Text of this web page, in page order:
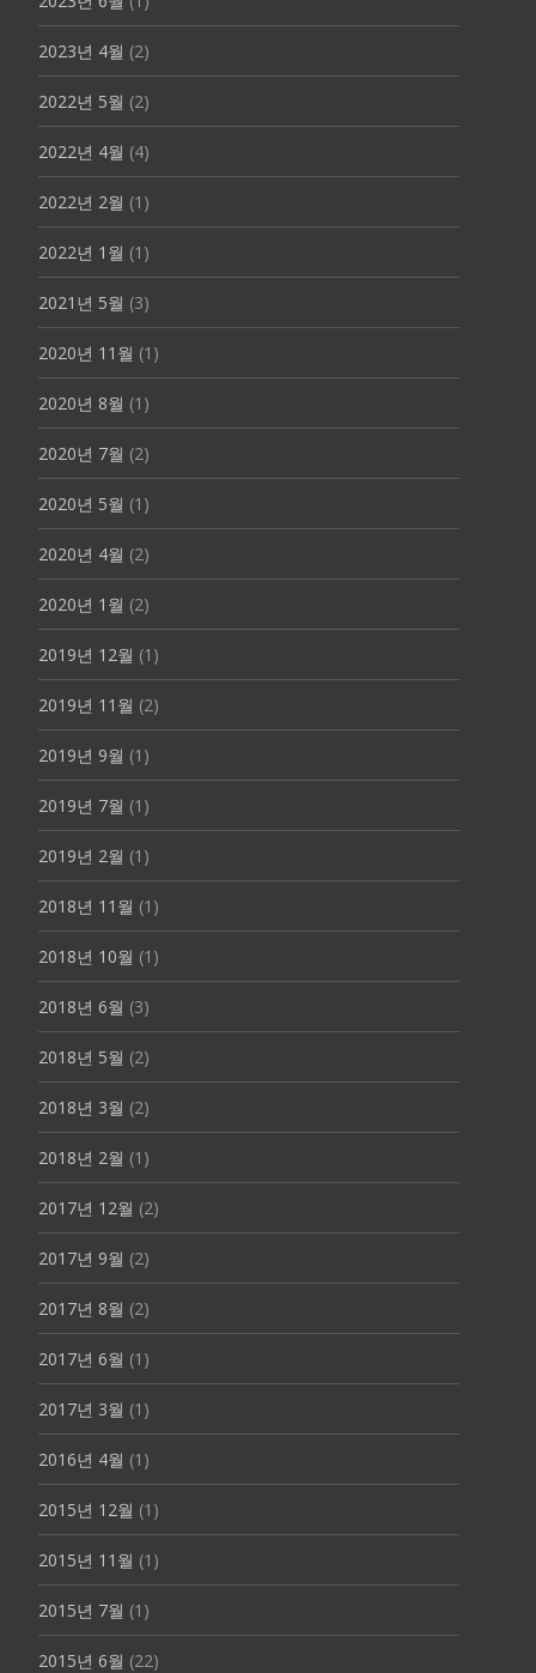
2023년 4월 (2)
2022년 5월 (2)
2022년 4월 (4)
2022년 2월 (1)
2022년 1월 (1)
2021년 5월 (3)
2020년 11월 (1)
2020년 8월 (1)
2020년 7월 (2)
2020년 5월 (1)
2020년 4월 (2)
2020년 1월 (2)
2019년 12월 (1)
2019년 11월 (2)
2019년 9월 (1)
2019년 7월 (1)
2019년 2월 (1)
2018년 11월 (1)
2018년 10월 (1)
2018년 6월 (3)
2018년 5월 (2)
2018년 3월 (2)
2018년 2월 (1)
2017년 12월 (2)
2017년 9월 (2)
2017년 8월 (2)
2017년 6월 (1)
2017년 3월 (1)
2016년 4월 (1)
2015년 12월 (1)
2015년 11월 (1)
2015년 7월 (1)
2015년 6월 (22)